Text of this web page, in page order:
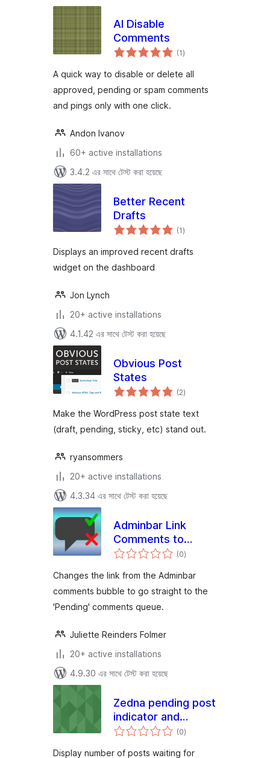
AI Disable
Comments
(1total
ratings
)
A quick way to disable or delete all
approved, pending or spam comments
and pings only with one click.
Andon Ivanov
60+ active installations
3.4.2 এর সাথে টেস্ট করা হয়েছে
Better Recent
Drafts
(1total
ratings
)
Displays an improved recent drafts
widget on the dashboard
Jon Lynch
20+ active installations
4.1.42 এর সাথে টেস্ট করা হয়েছে
Obvious Post
States
(2total
ratings
)
Make the WordPress post state text
(draft, pending, sticky, etc) stand out.
ryansommers
20+ active installations
4.3.34 এর সাথে টেস্ট করা হয়েছে
Adminbar Link
Comments to
Pending
(0total
ratings
)
Changes the link from the Adminbar
comments bubble to go straight to the
'Pending' comments queue.
Juliette Reinders Folmer
20+ active installations
4.9.30 এর সাথে টেস্ট করা হয়েছে
Zedna pending post
indicator and
notifier
(0total
ratings
)
Display number of posts waiting for